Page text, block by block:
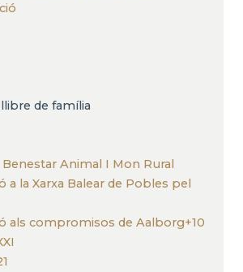
de família
Animal I Mon Rural
a la Xarxa Balear de Pobles pel
als compromisos de Aalborg+10